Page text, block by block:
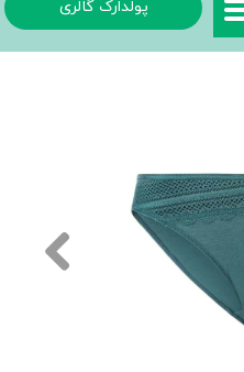
پولدارک گالری